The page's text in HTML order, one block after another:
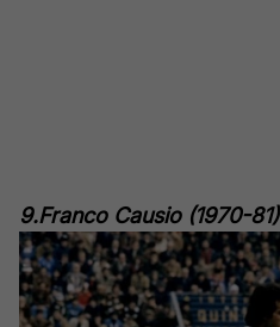
9.Franco Causio (1970-81)